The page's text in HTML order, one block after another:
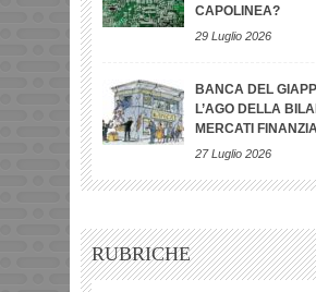
CAPOLINEA?
29 Luglio 2026
BANCA DEL
L’AGO DELLA
MERCATI
27 Luglio 2026
RUBRICHE